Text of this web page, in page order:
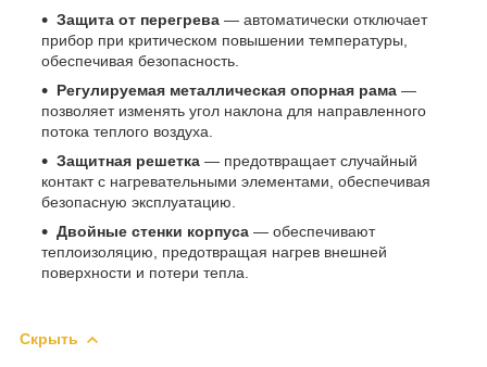
Защита от перегрева — автоматически отключает
прибор при критическом повышении температуры,
обеспечивая безопасность.
Регулируемая металлическая опорная рама —
позволяет изменять угол наклона для направленного
потока теплого воздуха.
Защитная решетка — предотвращает случайный
контакт с нагревательными элементами, обеспечивая
безопасную эксплуатацию.
Двойные стенки корпуса — обеспечивают
теплоизоляцию, предотвращая нагрев внешней
поверхности и потери тепла.
Скрыть